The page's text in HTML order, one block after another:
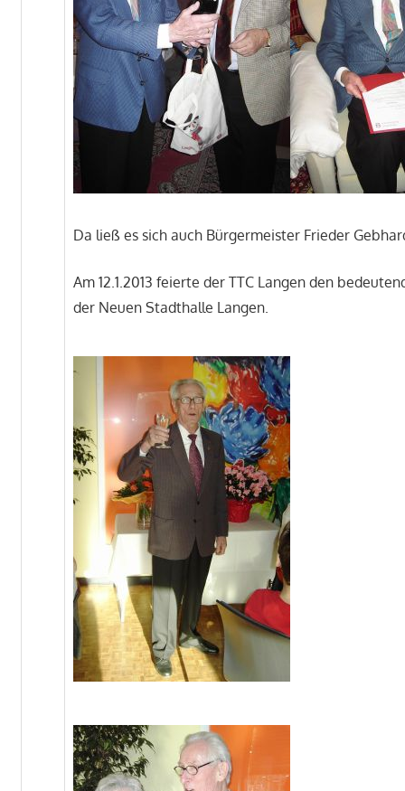
Da ließ es sich auch Bürgermeister Frieder
Am 12.1.2013 feierte der TTC Langen den
der Neuen Stadthalle Langen.